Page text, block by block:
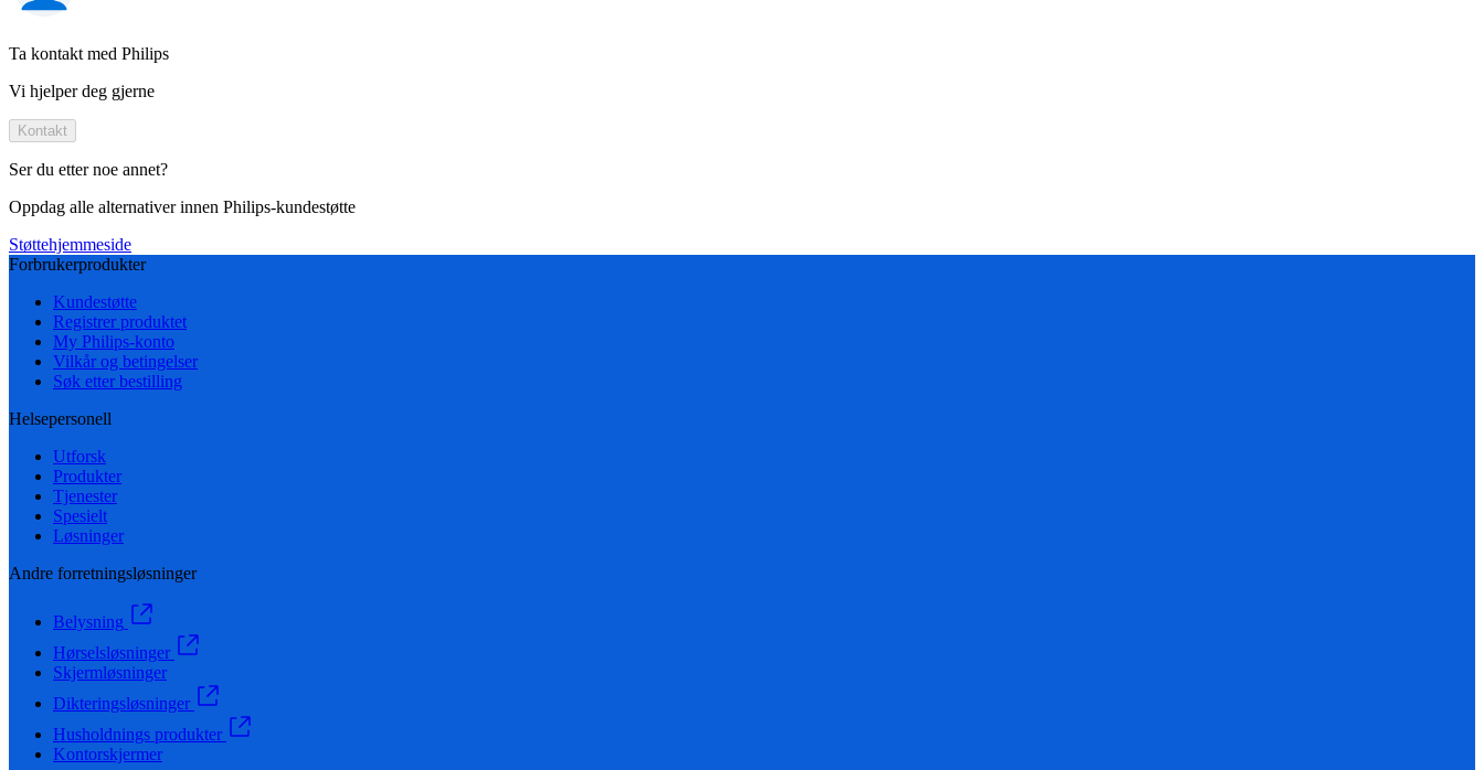
Ta kontakt med Philips
Vi hjelper deg gjerne
Kontakt
Ser du etter noe annet?
Oppdag alle alternativer innen Philips-kundestøtte
Støttehjemmeside
Forbrukerprodukter
Kundestøtte
Registrer produktet
My Philips-konto
Vilkår og betingelser
Søk etter bestilling
Helsepersonell
Utforsk
Produkter
Tjenester
Spesielt
Løsninger
Andre forretningsløsninger
Belysning
Hørselsløsninger
Skjermløsninger
Dikteringsløsninger
Husholdnings produkter
Kontorskjermer